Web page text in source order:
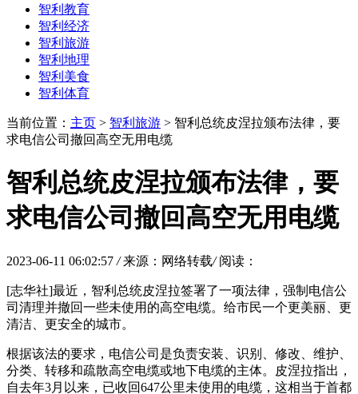
智利教育
智利经济
智利旅游
智利地理
智利美食
智利体育
当前位置： 主页 > 智利旅游 > 智利总统皮涅拉颁布法律，要
求电信公司撤回高空无用电缆
智利总统皮涅拉颁布法律，要
求电信公司撤回高空无用电缆
2023-06-11 06:02:57 / 来源：网络转载/ 阅读：
[志华社]最近，智利总统皮涅拉签署了一项法律，强制电信公
司清理并撤回一些未使用的高空电缆。给市民一个更美丽、更
清洁、更安全的城市。
根据该法的要求，电信公司是负责安装、识别、修改、维护、
分类、转移和疏散高空电缆或地下电缆的主体。皮涅拉指出，
自去年3月以来，已收回647公里未使用的电缆，这相当于首都